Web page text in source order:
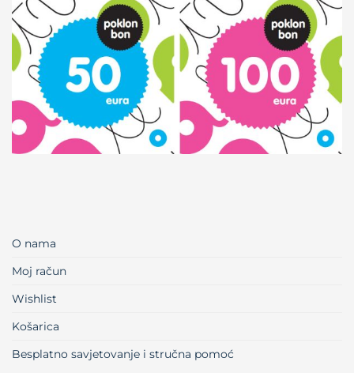
O nama
Moj račun
Wishlist
Košarica
Besplatno savjetovanje i stručna pomoć